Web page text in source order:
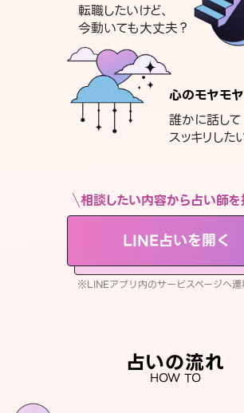
転職したいけど、
今動いても大丈夫？
心のモヤモヤ
誰かに話して
スッキリした
相談したい内容から占い師
LINE占いを開く
※LINEアプリ内のサービスページへ遷
占いの流れ
HOW TO